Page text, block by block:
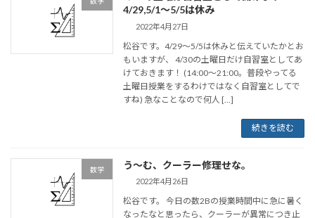
4/29,5/1〜5/5は休み
2022年4月27日
松谷です。4/29〜5/5は休みと伝えていたかとお
もいますが、 4/30の土曜日だけ自習室としてあ
けておきます！ (14:00〜21:00。普段やってる
土曜日授業をするわけではなく自習室としてで
すね) 急なことなので何人 […]
続きを読む
数学 う～む、クーラー修理せな。
2022年4月26日
松谷です。 今日の数2Bの授業時間中に急に暑く
なったなと思ったら、クーラーが異常につき止